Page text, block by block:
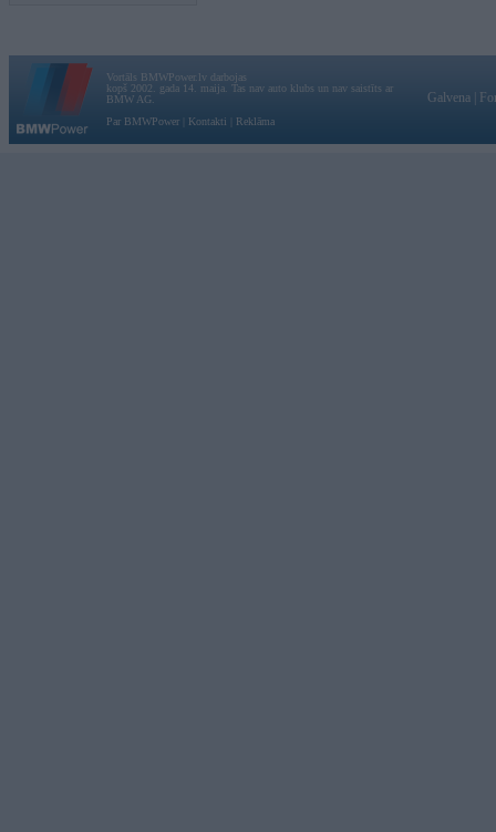
Vortāls BMWPower.lv darbojas
kopš 2002. gada 14. maija. Tas nav auto klubs un nav saistīts ar
BMW AG.
Par BMWPower
Kontakti Reklāma
Galvena